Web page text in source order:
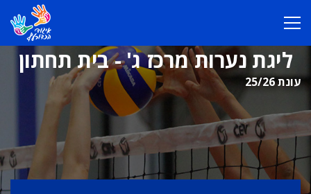
ליגת נערות מרכז ג' - בית תחתון
עונת 25/26